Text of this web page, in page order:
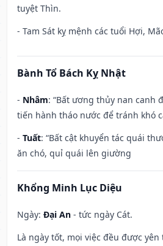
tuyệt Thìn.
- Tam Sát kỵ mệnh các tuổi Hợi,
Bành Tổ Bách Kỵ Nhật
- Nhâm: “Bất ương thủy nan canh
tiến hành tháo nước để tránh khó
- Tuất: “Bất cật khuyển tác quái
ăn chó, quỉ quái lên giường
Khổng Minh Lục Diệu
Ngày: Đại An - tức ngày Cát.
Là ngày tốt, mọi việc đều được